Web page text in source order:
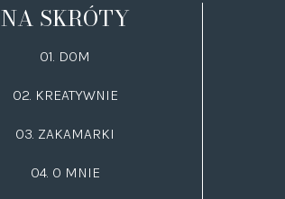
NA SKRÓTY
01. DOM
02. KREATYWNIE
03. ZAKAMARKI
04. O MNIE